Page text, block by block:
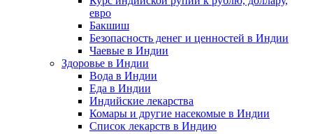
евро
Бакшиш
Безопасность денег и ценностей в Индии
Чаевые в Индии
Здоровье в Индии
Вода в Индии
Еда в Индии
Индийские лекарства
Комары и другие насекомые в Индии
Список лекарств в Индию